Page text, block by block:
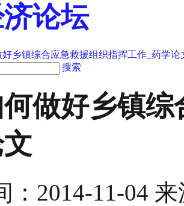
论坛
乡镇综合应急救援组织指挥工作_药学论
搜索
做好乡镇
： 2014-11-04 来